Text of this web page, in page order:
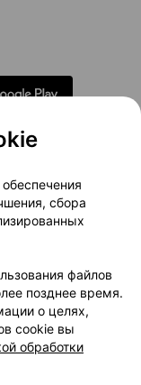
маркетинг
Партнеры
сбора
файлов
позднее время.
о целях,
cookie вы
обработки